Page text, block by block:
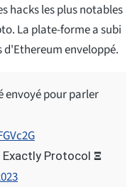
hacks les plus notables
La plate-forme a subi
enveloppé.
envoyé pour parler
Protocol 𝚵